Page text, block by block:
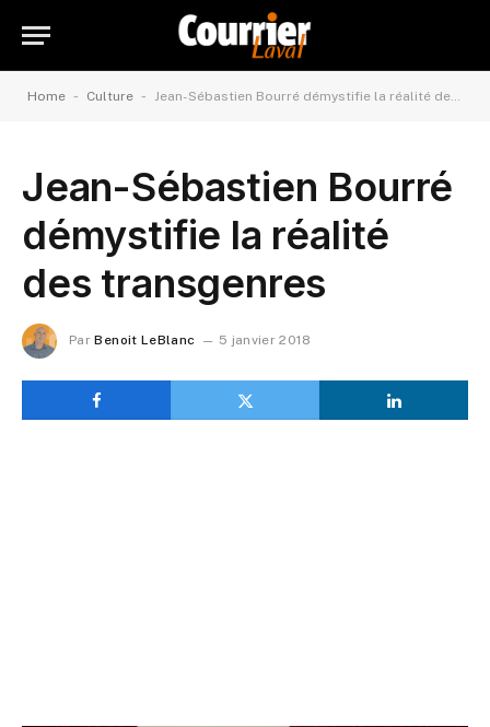
Home - Culture - Jean-Sébastien Bourré démystifie la réalité des transgenres
Jean-Sébastien Bourré
démystifie la réalité
des transgenres
Par Benoit LeBlanc 5 janvier 2018